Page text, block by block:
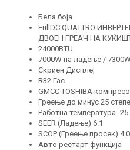
Бела боја
FullDC QUATTRO
ДВОЕН ГРЕАЧ НА
24000BTU
7000W на ладење /
Скриен Дисплеј
R32 Гас
GMCC TOSHIBA
Греење до минус 25
Работна температура -25
SEER (Ладење) 6.1
SCOP (Греење просек) 4.0
Авто рестарт функција